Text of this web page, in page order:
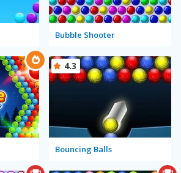
Bubble Shooter
Bouncing Balls
4.3